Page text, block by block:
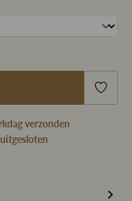
verzonden